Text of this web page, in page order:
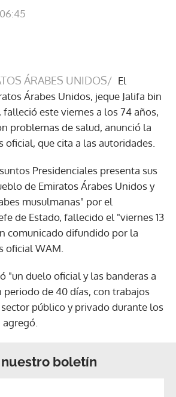
ÁRABES UNIDOS/ El
Árabes Unidos, jeque Jalifa bin
falleció este viernes a los 74 años,
problemas de salud, anunció la
oficial, que cita a las autoridades.
Presidenciales presenta sus
de Emiratos Árabes Unidos y
musulmanas" por el
de Estado, fallecido el "viernes 13
comunicado difundido por la
oficial WAM.
"un duelo oficial y las banderas a
periodo de 40 días, con trabajos
público y privado durante los
boletín